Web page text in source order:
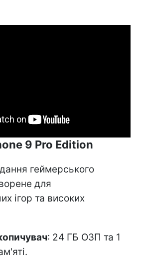
9 Pro Edition
геймерського
для
ігор та високих
: 24 ГБ ОЗП та 1